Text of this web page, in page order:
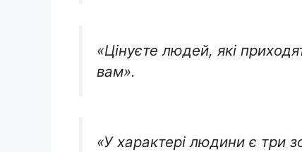
«Цінуєте людей, які
вам».
«У характері людини є три